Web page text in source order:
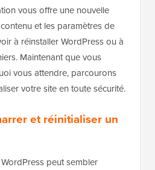
vous offre une nouvelle
et les paramètres de
à réinstaller WordPress ou à
Maintenant que vous
vous attendre, parcourons
votre site en toute sécurité.
et réinitialiser un
peut sembler